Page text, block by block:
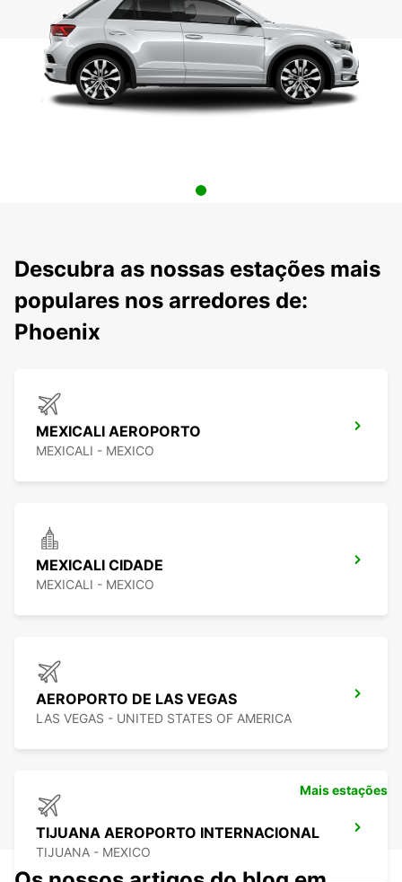
Descubra as nossas estações mais
populares nos arredores de:
Phoenix
MEXICALI AEROPORTO
MEXICALI - MEXICO
MEXICALI CIDADE
MEXICALI - MEXICO
AEROPORTO DE LAS VEGAS
LAS VEGAS - UNITED STATES OF AMERICA
TIJUANA AEROPORTO INTERNACIONAL
TIJUANA - MEXICO
Mais estações